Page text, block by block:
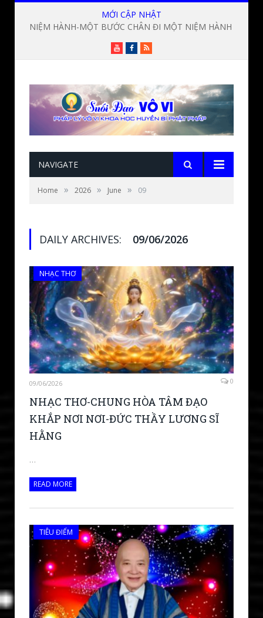
MỚI CẬP NHẬT
YoutubeFacebook
RSS
NAVIGATE
Home » 2026 » June » 09
DAILY ARCHIVES: 09/06/2026
NHẠC THƠ
09/06/2026 0
NHẠC THƠ-CHUNG HÒA TÂM ĐẠO
KHẮP NƠI NƠI-ĐỨC THẦY LƯƠNG SĨ
HẰNG
…
READ MORE
TIÊU ĐIỂM